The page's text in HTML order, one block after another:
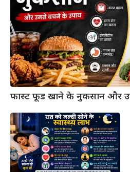
फास्ट फूड खाने के नुकसान और